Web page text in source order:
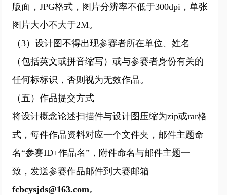
版面，JPG格式，图片分辨率不低于300dpi，单张
图片大小不大于2M。
（3）设计图不得出现参赛者所在单位、姓名
（包括英文或拼音缩写）或与参赛者身份有关的
任何标标识，否则视为无效作品。
（五）作品提交方式
将设计概念论述扫描件与设计图压缩为zip或rar格
式，每件作品资料对应一个文件夹，邮件主题命
名“参赛ID+作品名”，附件命名与邮件主题一
致，发送参赛作品邮件到大赛邮箱
fcbcysjds@163.com。